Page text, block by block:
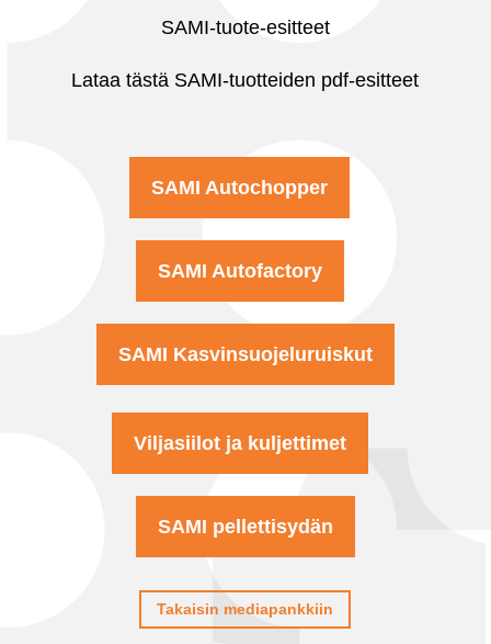
SAMI-tuote-esitteet
Lataa tästä SAMI-tuotteiden pdf-esitteet
SAMI Autochopper
SAMI Autofactory
SAMI Kasvinsuojeluruiskut
Viljasiilot ja kuljettimet
SAMI pellettisydän
Takaisin mediapankkiin